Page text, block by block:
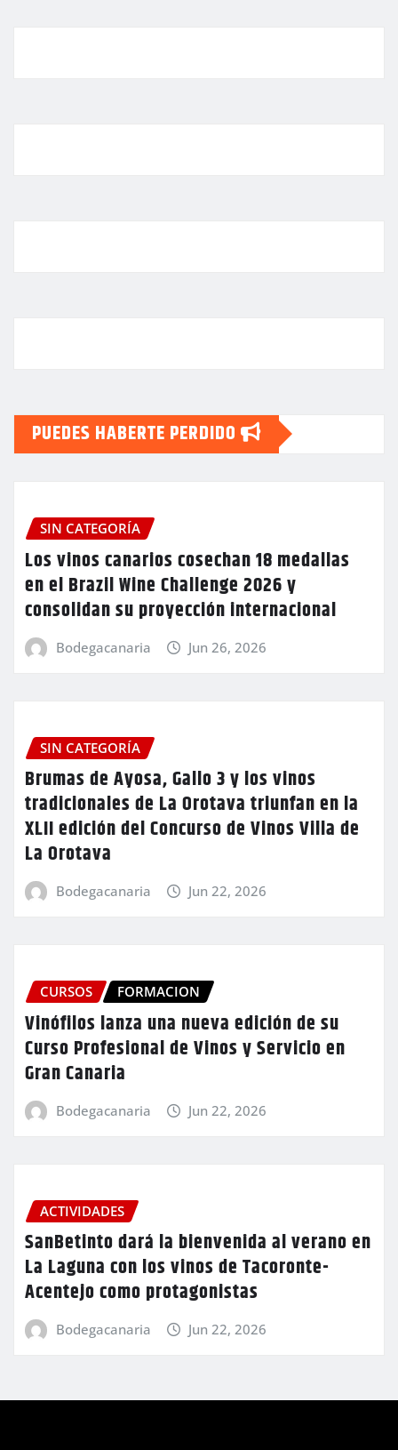
PUEDES HABERTE PERDIDO
SIN CATEGORÍA
Los vinos canarios cosechan 18 medallas
en el Brazil Wine Challenge 2026 y
consolidan su proyección internacional
Bodegacanaria Jun 26, 2026
SIN CATEGORÍA
Brumas de Ayosa, Gallo 3 y los vinos
tradicionales de La Orotava triunfan en la
XLII edición del Concurso de Vinos Villa de
La Orotava
Bodegacanaria Jun 22, 2026
CURSOS FORMACION
Vinófilos lanza una nueva edición de su
Curso Profesional de Vinos y Servicio en
Gran Canaria
Bodegacanaria Jun 22, 2026
ACTIVIDADES
SanBetinto dará la bienvenida al verano en
La Laguna con los vinos de Tacoronte-
Acentejo como protagonistas
Bodegacanaria Jun 22, 2026